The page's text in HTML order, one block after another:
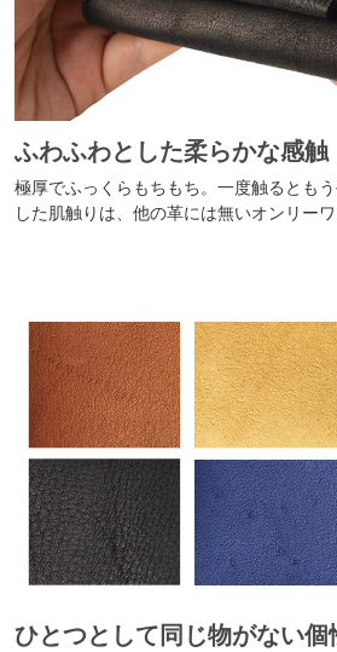
ふわふわとした柔らかな感触
極厚でふっくらもちもち。一度触るとも
した肌触りは、他の革には無いオンリーワ
ひとつとして同じ物がない